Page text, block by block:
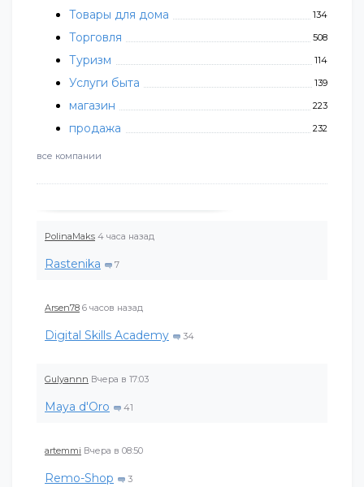
Товары для дома 134
Торговля 508
Туризм 114
Услуги быта 139
магазин 223
продажа 232
все компании
PolinaMaks 4 часа назад
Rastenika 7
Arsen78 6 часов назад
Digital Skills Academy 34
Gulyannn Вчера в 17:03
Maya d'Oro 41
artemmi Вчера в 08:50
Remo-Shop 3